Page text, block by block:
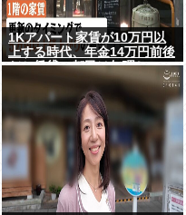
1Kアパート家賃が10万円以
上する時代、年金14万円前後
だと賃貸の都民は無理じゃ
ね？ 運転免許もなく移住も無
理じゃね？